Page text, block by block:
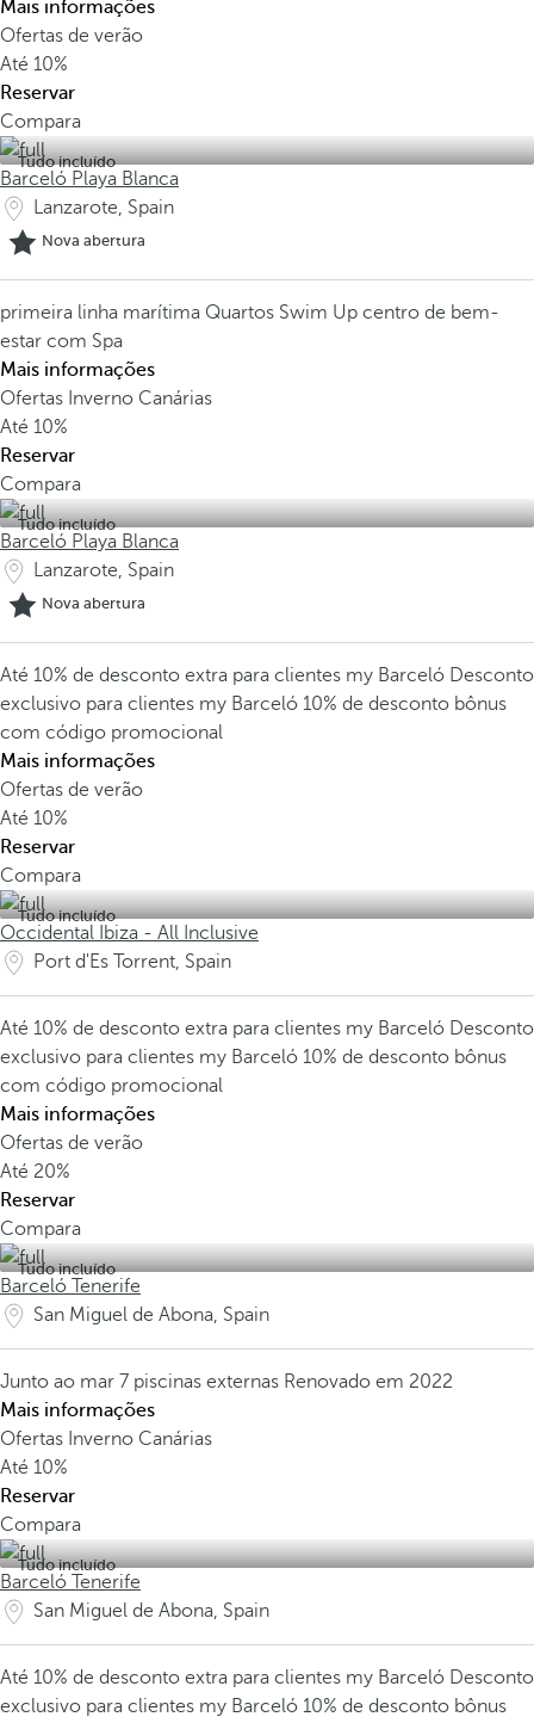
Mais informações
Ofertas de verão
Até 10%
Reservar
Compara
Tudo incluído
Barceló Playa Blanca
Lanzarote, Spain
Nova abertura
primeira linha marítima Quartos Swim Up centro de bem-
estar com Spa
Mais informações
Ofertas Inverno Canárias
Até 10%
Reservar
Compara
Tudo incluído
Barceló Playa Blanca
Lanzarote, Spain
Nova abertura
Até 10% de desconto extra para clientes my Barceló Desconto
exclusivo para clientes my Barceló 10% de desconto bônus
com código promocional
Mais informações
Ofertas de verão
Até 10%
Reservar
Compara
Tudo incluído
Occidental Ibiza - All Inclusive
Port d'Es Torrent, Spain
Até 10% de desconto extra para clientes my Barceló Desconto
exclusivo para clientes my Barceló 10% de desconto bônus
com código promocional
Mais informações
Ofertas de verão
Até 20%
Reservar
Compara
Tudo incluído
Barceló Tenerife
San Miguel de Abona, Spain
Junto ao mar 7 piscinas externas Renovado em 2022
Mais informações
Ofertas Inverno Canárias
Até 10%
Reservar
Compara
Tudo incluído
Barceló Tenerife
San Miguel de Abona, Spain
Até 10% de desconto extra para clientes my Barceló Desconto
exclusivo para clientes my Barceló 10% de desconto bônus